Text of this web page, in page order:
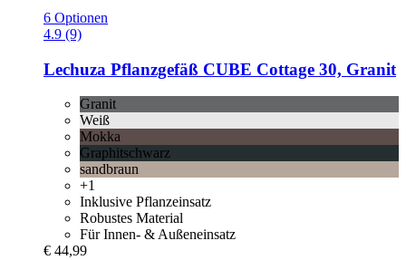
6 Optionen
4.9 (9)
Lechuza Pflanzgefäß CUBE Cottage 30, Granit
Granit
Weiß
Mokka
Graphitschwarz
sandbraun
+1
Inklusive Pflanzeinsatz
Robustes Material
Für Innen- & Außeneinsatz
€ 44,99